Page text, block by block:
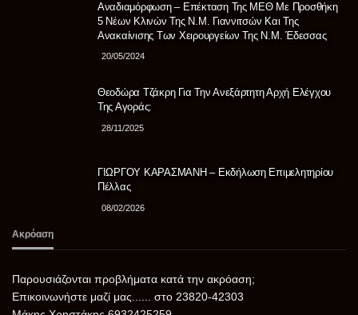
Αναδιαμόρφωση – Επέκταση Της ΜΕΘ Με Προσθήκη
5 Νέων Κλινών Της Ν.Μ. Γιαννιτσών Και Της
Ανακαίνισης Των Χειρουργείων Της Ν.Μ. Έδεσσας
20/05/2024
Θεοδώρα Τζάκρη Για Την Ανεξάρτητη Αρχή Ελέγχου
Της Αγοράς:
28/11/2025
ΓΙΩΡΓΟΥ ΚΑΡΑΣΜΑΝΗ – Εκδήλωση Επιμελητηρίου
Πέλλας
08/02/2026
Ακρόαση
Παρουσιάζονται προβλήματα κατά την ακρόαση;
Επικοινωνήστε μαζί μας...... στο 23820-42303